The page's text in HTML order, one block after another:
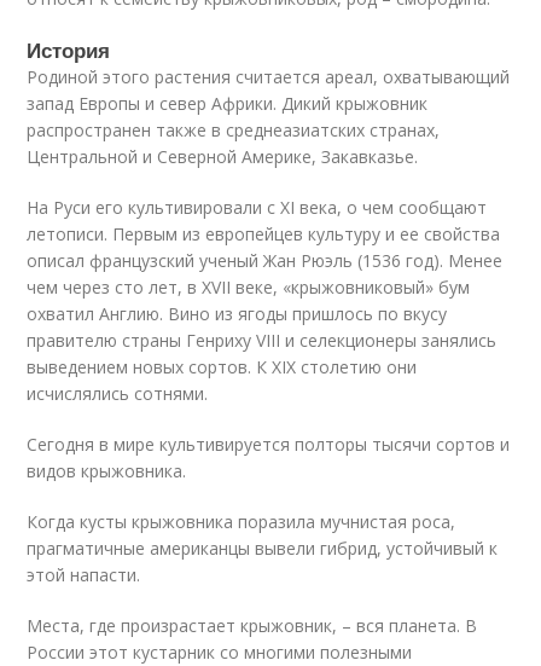
История
Родиной этого растения считается ареал, охватывающий
запад Европы и север Африки. Дикий крыжовник
распространен также в среднеазиатских странах,
Центральной и Северной Америке, Закавказье.
На Руси его культивировали с XI века, о чем сообщают
летописи. Первым из европейцев культуру и ее свойства
описал французский ученый Жан Рюэль (1536 год). Менее
чем через сто лет, в XVII веке, «крыжовниковый» бум
охватил Англию. Вино из ягоды пришлось по вкусу
правителю страны Генриху VIII и селекционеры занялись
выведением новых сортов. К XIX столетию они
исчислялись сотнями.
Сегодня в мире культивируется полторы тысячи сортов и
видов крыжовника.
Когда кусты крыжовника поразила мучнистая роса,
прагматичные американцы вывели гибрид, устойчивый к
этой напасти.
Места, где произрастает крыжовник, – вся планета. В
России этот кустарник со многими полезными